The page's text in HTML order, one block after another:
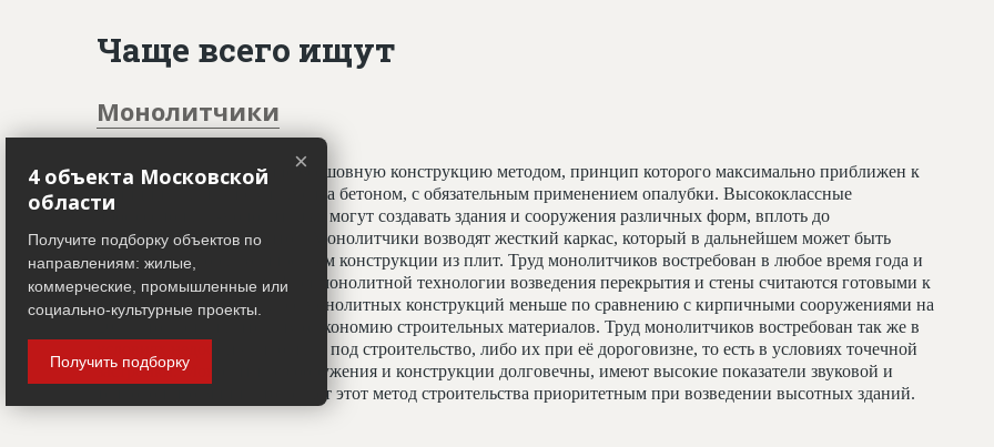
Чаще всего ищут
Монолитчики
Специалисты, создающие бесшовную конструкцию методом, принцип которого максимально приближен к
принципу заливки фундамента бетоном, с обязательным применением опалубки. Высококлассные
профессионалы-монолитчики могут создавать здания и сооружения различных форм, вплоть до
криволинейных элементов. Монолитчики возводят жесткий каркас, который в дальнейшем может быть
использован гораздо шире, чем конструкции из плит. Труд монолитчиков востребован в любое время года и
считается всесезонным. При монолитной технологии возведения перекрытия и стены считаются готовыми к
отделочным работам, а вес монолитных конструкций меньше по сравнению с кирпичными сооружениями на
20%, что даёт значительную экономию строительных материалов. Труд монолитчиков востребован так же в
условиях недостатка площади под строительство, либо их при её дороговизне, то есть в условиях точечной
застройки. Монолитные сооружения и конструкции долговечны, имеют высокие показатели звуковой и
тепловой изоляции, что делает этот метод строительства приоритетным при возведении высотных зданий.
×
4 объекта Московской
области
Получите подборку объектов по
направлениям: жилые,
коммерческие, промышленные или
социально-культурные проекты.
Получить подборку